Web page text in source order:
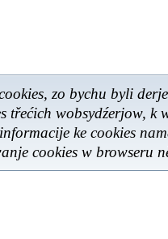
zo bychu byli
třećich wobsydźerjow, k
ke cookies
cookies w browseru